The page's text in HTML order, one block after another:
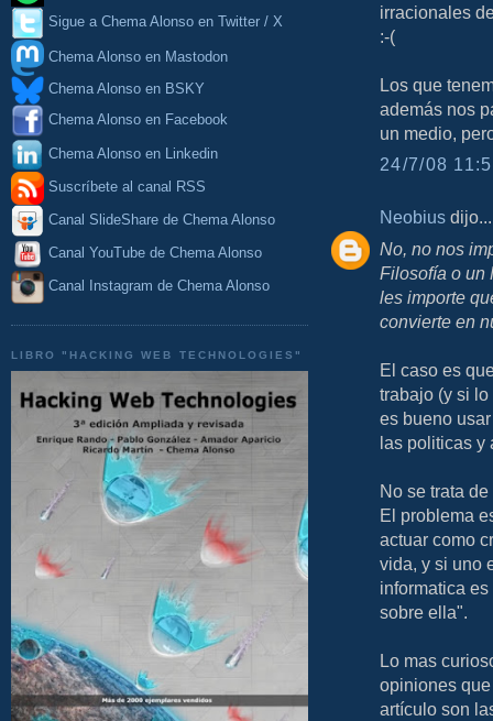
Sigue a Chema Alonso en Twitter / X
Chema Alonso en Mastodon
Chema Alonso en BSKY
Chema Alonso en Facebook
Chema Alonso en Linkedin
Suscríbete al canal RSS
Canal SlideShare de Chema Alonso
Canal YouTube de Chema Alonso
Canal Instagram de Chema Alonso
LIBRO "HACKING WEB TECHNOLOGIES"
irracionales
:-(
Los que
además nos
un medio,
24/7/08
Neobius dijo...
No, no nos
Filosofía o un
les importe
convierte en
El caso es
trabajo (y si
es bueno
las politicas y
No se trata
El problema
actuar como
vida, y si uno
informatica
sobre ella".
Lo mas
opiniones
artículo son